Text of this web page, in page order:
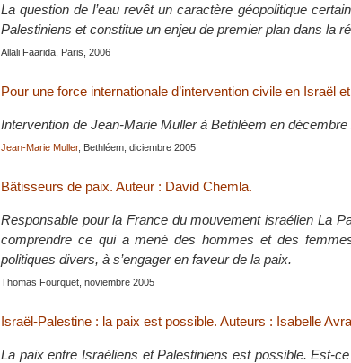
La question de l’eau revêt un caractère géopolitique
Palestiniens et constitue un enjeu de premier plan dans la
Allali Faarida, Paris, 2006
Pour une force internationale d’intervention civile en Israël
Intervention de Jean-Marie Muller à Bethléem en décembre
Jean-Marie Muller, Bethléem, diciembre 2005
Bâtisseurs de paix. Auteur : David Chemla.
Responsable pour la France du mouvement israélien La
comprendre ce qui a mené des hommes et des
politiques divers, à s’engager en faveur de la paix.
Thomas Fourquet, noviembre 2005
Israël-Palestine : la paix est possible. Auteurs : Isabelle
La paix entre Israéliens et Palestiniens est possible. Est-